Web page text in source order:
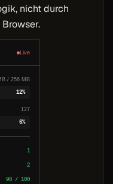
nicht durch
Live
/ 256 MB
12%
127
6%
1
2
98 / 100